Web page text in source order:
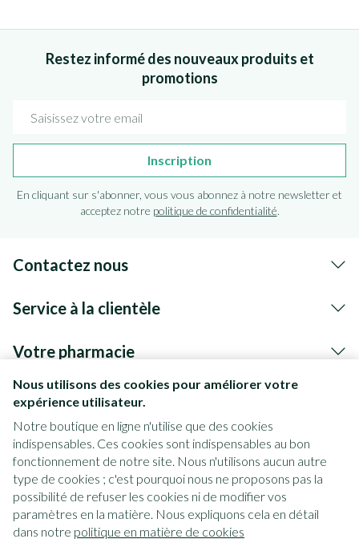
Nous utilisons des cookies pour améliorer votre
expérience utilisateur.
Notre boutique en ligne n'utilise que des cookies
indispensables. Ces cookies sont indispensables au bon
fonctionnement de notre site. Nous n'utilisons aucun autre
type de cookies ; c'est pourquoi nous ne proposons pas la
possibilité de refuser les cookies ni de modifier vos
paramètres en la matière. Nous expliquons cela en détail
dans notre politique en matière de cookies
Restez informé des nouveaux produits et
promotions
Inscription
En cliquant sur s'abonner, vous vous abonnez à notre newsletter et
acceptez notre politique de confidentialité.
Contactez nous
Service à la clientèle
Votre pharmacie
Liens légaux